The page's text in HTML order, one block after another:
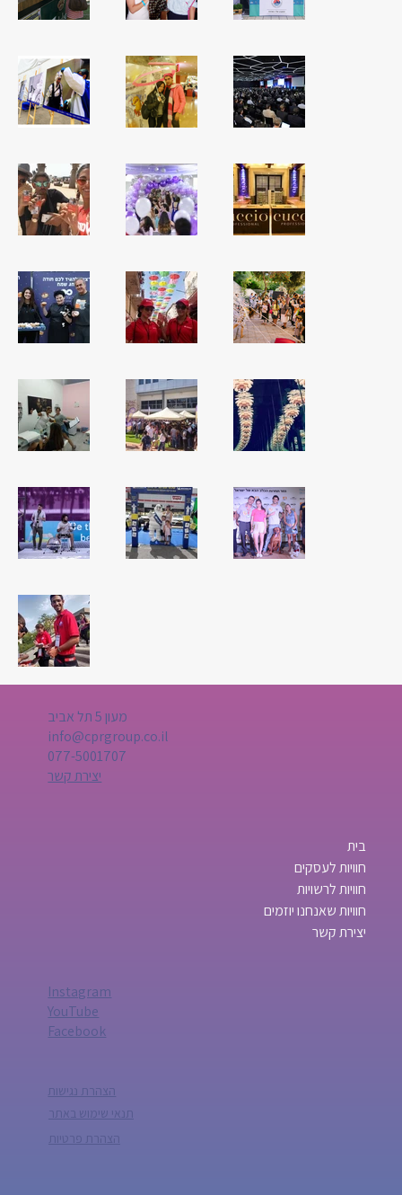
מעון 5 תל אביב
info@cprgroup.co.il
077-5001707
יצירת קשר
בית
חוויות לעסקים
חוויות לרשויות
חוויות שאנחנו יוזמים
יצירת קשר
Instagram
YouTube
Facebook
הצהרת פרטיות
הצהרת נגישות
תנאי שימוש באתר